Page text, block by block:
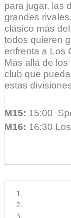
para jugar, las
grandes
clásico más
todos quieren
enfrenta a Los
Más allá de los
club que
estas
M15: 15:00
M16: 16:30